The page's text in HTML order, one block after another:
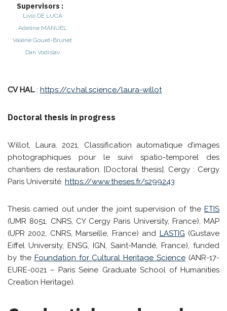
Supervisors :
Livio DE LUCA
Adeline MANUEL
Valérie Gouet-Brunet
Dan Vodislav
CV HAL: https://cv.hal.science/laura-willot
Doctoral thesis in progress
Willot, Laura. 2021. Classification automatique d’images
photographiques pour le suivi spatio-temporel des
chantiers de restauration. [Doctoral thesis]. Cergy : Cergy
Paris Université. https://www.theses.fr/s299243
Thesis carried out under the joint supervision of the ETIS
(UMR 8051, CNRS, CY Cergy Paris University, France), MAP
(UPR 2002, CNRS, Marseille, France) and LASTIG (Gustave
Eiffel University, ENSG, IGN, Saint-Mandé, France), funded
by the Foundation for Cultural Heritage Science (ANR-17-
EURE-0021 – Paris Seine Graduate School of Humanities
Creation Heritage).